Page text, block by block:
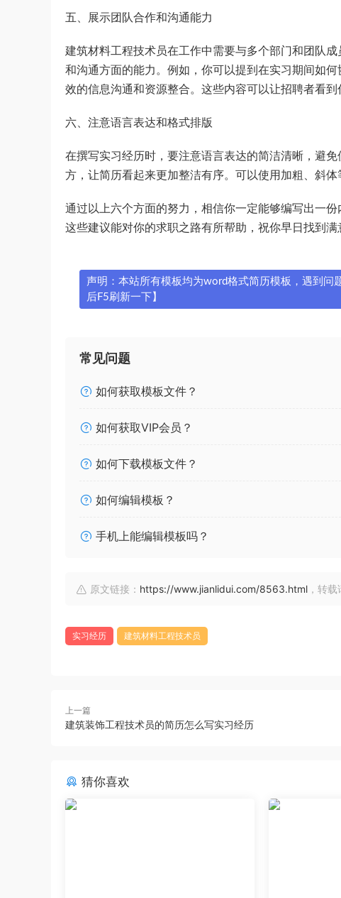
五、展示团队合作和沟通能力
建筑材料工程技术员在工作中需要与多个部门和团队
和沟通方面的能力。例如，你可以提到在实习期间如
效的信息沟通和资源整合。这些内容可以让招聘者看到
六、注意语言表达和格式排版
在撰写实习经历时，要注意语言表达的简洁清晰，避
方，让简历看起来更加整洁有序。可以使用加粗、斜
通过以上六个方面的努力，相信你一定能够编写出一
这些建议能对你的求职之路有所帮助，祝你早日找到满
声明：本站所有模板均为word格式简历模板，遇到
后F5刷新一下】
常见问题
如何获取模板文件？
如何获取VIP会员？
如何下载模板文件？
如何编辑模板？
手机上能编辑模板吗？
原文链接： https://www.jianlidui.com/8563.html ，转载
实习经历 建筑材料工程技术员
上一篇
建筑装饰工程技术员的简历怎么写实习经历
猜你喜欢